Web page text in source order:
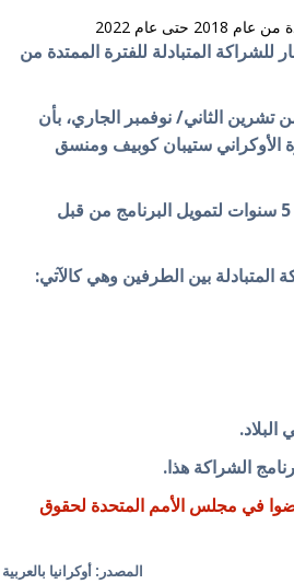
عام 2022
للشراكة المتبادلة للفترة الممتدة من
موقع "سيغودنا" الإخباري الأوكراني يوم أمس الخميس الموافق 30 من تشرين الثاني/ نوفمبر الجاري، بأن
الأوكراني ستيبان كوبيف ومنسق
وكشف أن البرنامج يقتضي بالتوقيع على الوثيقة الاستراتيجية الجديدة لمدة 5 سنوات لتمويل البرنامج من قبل
بين الطرفين وهي كالآتي:
عضوا في مجلس الأمم المتحدة لحقوق
المصدر: أوكرانيا بالعربية